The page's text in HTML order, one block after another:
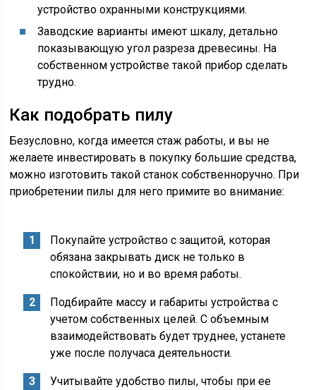
устройство охранными конструкциями.
Заводские варианты имеют шкалу, детально
показывающую угол разреза древесины. На
собственном устройстве такой прибор сделать
трудно.
Как подобрать пилу
Безусловно, когда имеется стаж работы, и вы не
желаете инвестировать в покупку большие средства,
можно изготовить такой станок собственноручно. При
приобретении пилы для него примите во внимание:
Покупайте устройство с защитой, которая
обязана закрывать диск не только в
спокойствии, но и во время работы.
Подбирайте массу и габариты устройства с
учетом собственных целей. С объемным
взаимодействовать будет труднее, устанете
уже после получаса деятельности.
Учитывайте удобство пилы, чтобы при ее